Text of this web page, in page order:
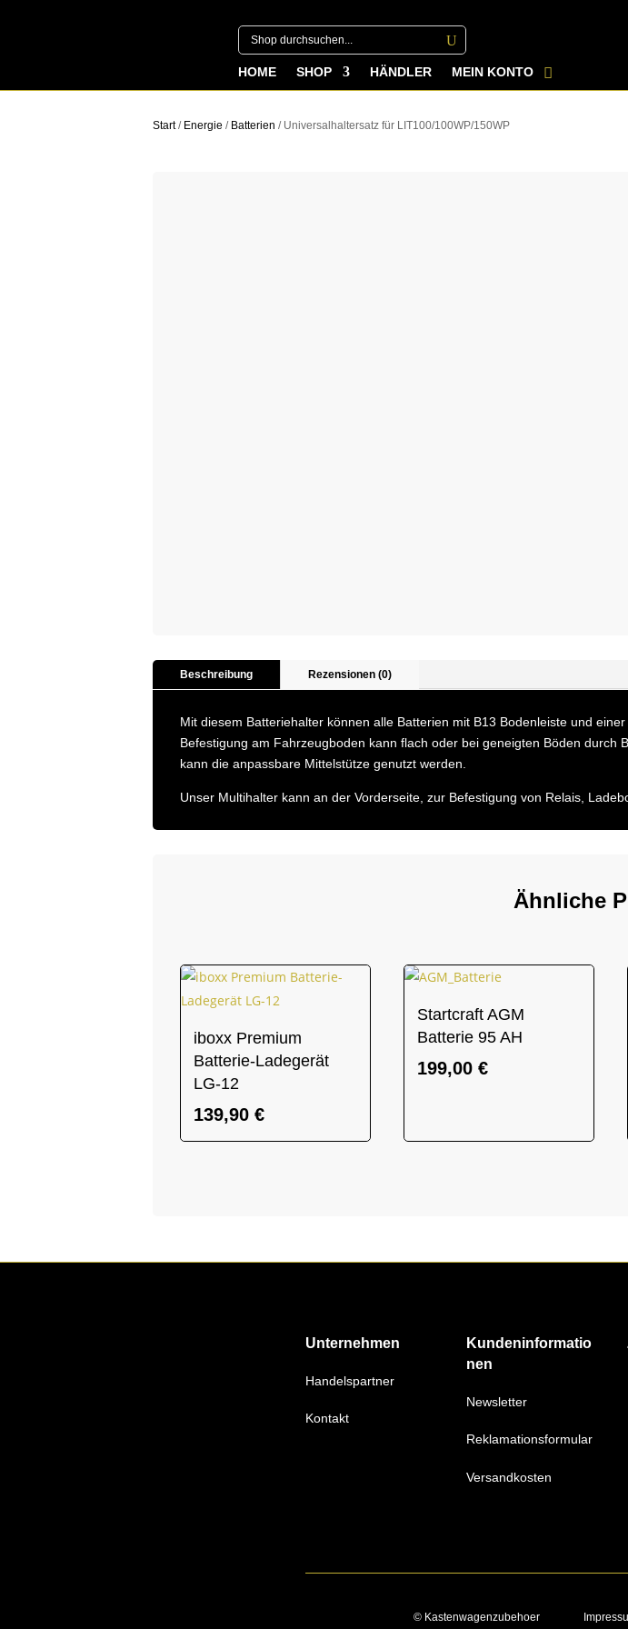
HOME SHOP HÄNDLER MEIN KONTO
Start/ Energie / Batterien / Universalhaltersatz für LIT100/100WP/150WP
Beschreibung Rezensionen (0)
Mit diesem Batteriehalter können alle Batterien mit B13 Bodenleiste und
Befestigung am Fahrzeugboden kann flach oder bei geneigten Böden durch
kann die anpassbare Mittelstütze genutzt werden.
Unser Multihalter kann an der Vorderseite, zur Befestigung von Relais,
Ähnliche
iboxx Premium
Batterie-Ladegerät
LG-12
139,90€
Startcraft AGM
Batterie 95 AH
199,00€
Unternehmen
Handelspartner
Kontakt
Kundeninformatio
nen
Newsletter
Reklamationsformular
Versandkosten
© Kastenwagenzubehoer